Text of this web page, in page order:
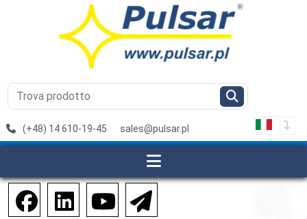
(+48) 14 610-19-45 sales@pulsar.pl